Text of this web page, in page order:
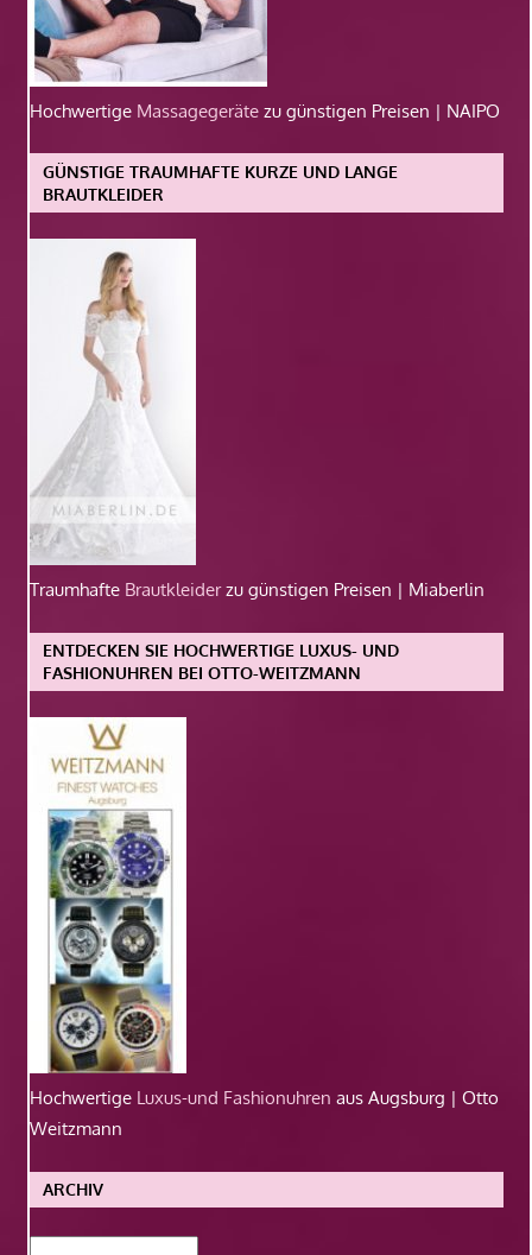
Hochwertige Massagegeräte zu günstigen Preisen | NAIPO
GÜNSTIGE TRAUMHAFTE KURZE UND LANGE
BRAUTKLEIDER
Traumhafte Brautkleiderzu günstigen Preisen | Miaberlin
ENTDECKEN SIE HOCHWERTIGE LUXUS- UND
FASHIONUHREN BEI OTTO-WEITZMANN
Hochwertige Luxus-und Fashionuhren aus Augsburg | Otto
Weitzmann
ARCHIV